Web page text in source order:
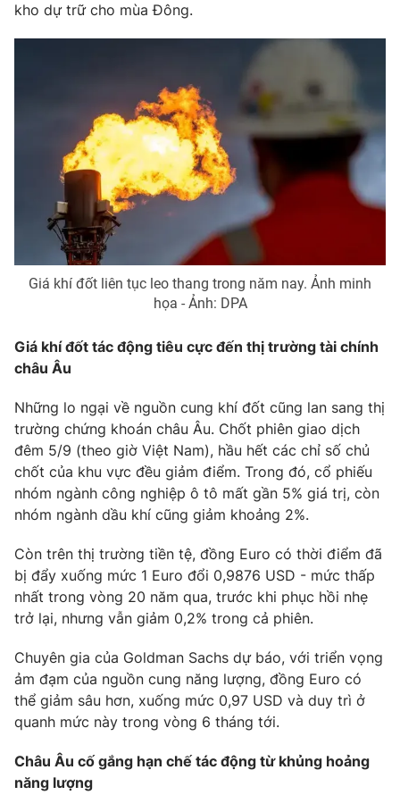
Photo Infographic
Shorts video
VTV Money VTV Thể thao
VTV Sức khoẻ Bất động sản
Thị trường 24h Tấm lòng Việt
Vươn mình bằng AI
VTV9 VTV8
Liên hệ tòa soạn English
THỜI BÁO VTV
Theo dõi báo trên
Cơ quan chủ quản: Đài Truyền hình Việt Nam
Cơ quan báo chí:Thời báo VTV
Giấy phép hoạt động báo in và báo điện tử số 483/GP-BTTTT
cấp ngày 29/12/2023
Tổng Biên tập:
Vũ Thanh Thủy
Phó Tổng Biên tập:Nguyễn Thị Mỹ Hạnh, Phạm Quốc Thắng,
Tổng đài VTV:024.38 355 931 - 024.38 355 932
Ðiện thoại Thời báo VTV:
kho dự trữ cho mùa Đông.
Giá khí đốt liên tục leo thang trong năm nay. Ảnh minh
họa - Ảnh: DPA
Giá khí đốt tác động tiêu cực đến thị trường tài chính
châu Âu
Những lo ngại về nguồn cung khí đốt cũng lan sang thị
trường chứng khoán châu Âu. Chốt phiên giao dịch
đêm 5/9 (theo giờ Việt Nam), hầu hết các chỉ số chủ
chốt của khu vực đều giảm điểm. Trong đó, cổ phiếu
nhóm ngành công nghiệp ô tô mất gần 5% giá trị, còn
nhóm ngành dầu khí cũng giảm khoảng 2%.
Còn trên thị trường tiền tệ, đồng Euro có thời điểm đã
bị đẩy xuống mức 1 Euro đổi 0,9876 USD - mức thấp
nhất trong vòng 20 năm qua, trước khi phục hồi nhẹ
trở lại, nhưng vẫn giảm 0,2% trong cả phiên.
Chuyên gia của Goldman Sachs dự báo, với triển vọng
ảm đạm của nguồn cung năng lượng, đồng Euro có
thể giảm sâu hơn, xuống mức 0,97 USD và duy trì ở
quanh mức này trong vòng 6 tháng tới.
Châu Âu cố gắng hạn chế tác động từ khủng hoảng
năng lượng